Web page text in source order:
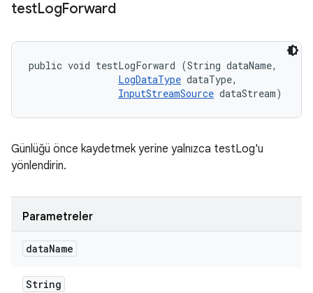
testLogForward
public void testLogForward (String dataName,
LogDataType dataType,
InputStreamSource dataStream)
Günlüğü önce kaydetmek yerine yalnızca testLog'u
yönlendirin.
Parametreler
dataName
String